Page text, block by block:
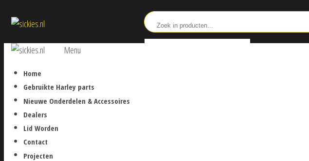
naar
inhoud
sickies.nl
Menu
Home
Gebruikte Harley parts
Nieuwe Onderdelen & Accessoires
Dealers
Lid Worden
Contact
Projecten